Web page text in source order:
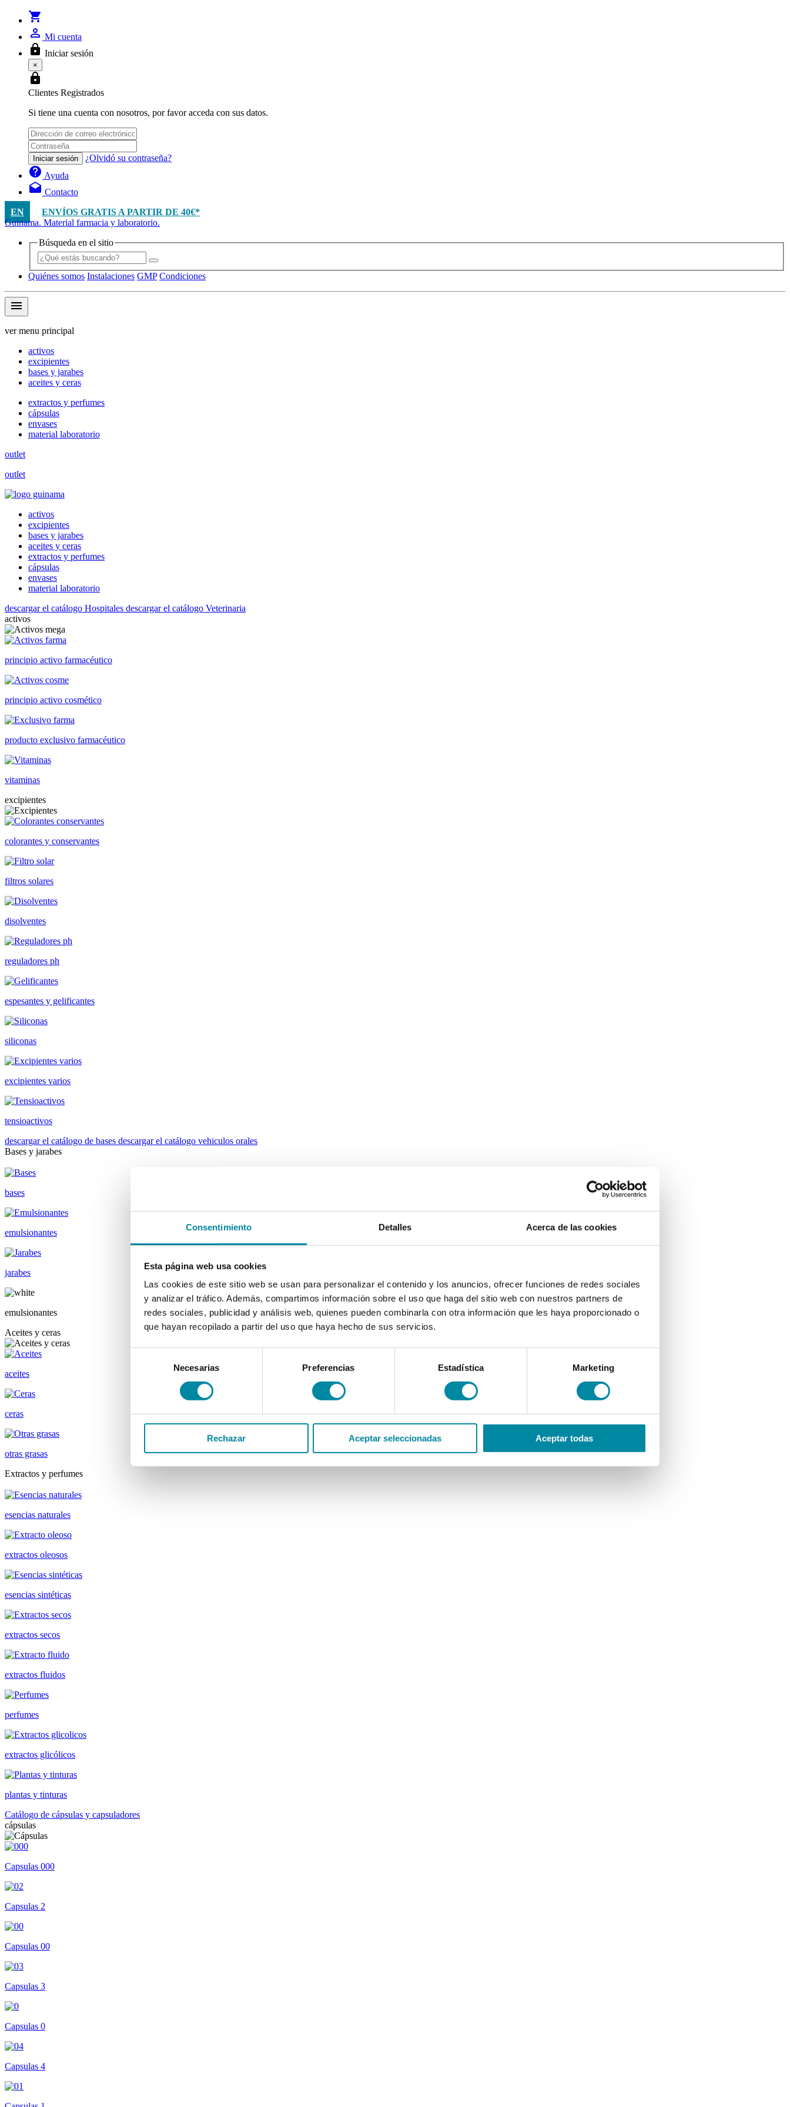
Consentimiento Detalles Acerca de las cookies
Esta página web usa cookies
Las cookies de este sitio web se usan para personalizar el contenido y los anuncios, ofrecer funciones de redes sociales
y analizar el tráfico. Además, compartimos información sobre el uso que haga del sitio web con nuestros partners de
redes sociales, publicidad y análisis web, quienes pueden combinarla con otra información que les haya proporcionado o
que hayan recopilado a partir del uso que haya hecho de sus servicios.
consentimiento
Necesarias Preferencias Estadística Marketing
Rechazar Aceptar seleccionadas Aceptar todas
shopping_cart
person_outline Mi cuenta
lock Iniciar sesión
×
lock
Clientes Registrados
Si tiene una cuenta con nosotros, por favor acceda con sus datos.
Iniciar sesión ¿Olvidó su contraseña?
help Ayuda
drafts Contacto
EN
ENVÍOS GRATIS A PARTIR DE 40€*
Guinama. Material farmacia y laboratorio.
Búsqueda en el sitio
Quiénes somos Instalaciones GMP Condiciones
menu
ver menu principal
activos
excipientes
bases y jarabes
aceites y ceras
extractos y perfumes
cápsulas
envases
material laboratorio
outlet
outlet
activos
excipientes
bases y jarabes
aceites y ceras
extractos y perfumes
cápsulas
envases
material laboratorio
descargar el catálogo Hospitales descargar el catálogo Veterinaria
activos
principio activo farmacéutico
principio activo cosmético
producto exclusivo farmacéutico
vitaminas
excipientes
colorantes y conservantes
filtros solares
disolventes
reguladores ph
espesantes y gelificantes
siliconas
excipientes varios
tensioactivos
descargar el catálogo de bases descargar el catálogo vehiculos orales
Bases y jarabes
bases
emulsionantes
jarabes
emulsionantes
Aceites y ceras
aceites
ceras
otras grasas
Extractos y perfumes
esencias naturales
extractos oleosos
esencias sintéticas
extractos secos
extractos fluidos
perfumes
extractos glicólicos
plantas y tinturas
Catálogo de cápsulas y capsuladores
cápsulas
Capsulas 000
Capsulas 2
Capsulas 00
Capsulas 3
Capsulas 0
Capsulas 4